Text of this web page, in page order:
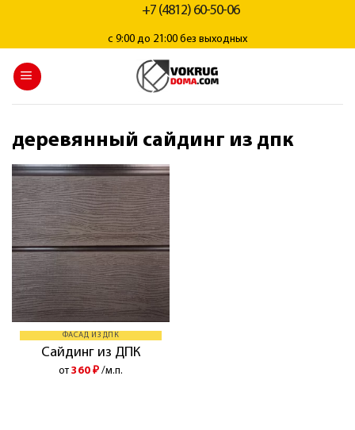
+7 (4812) 60-50-06
с 9:00 до 21:00 без выходных
деревянный сайдинг из дпк
ФАСАД ИЗ ДПК
Сайдинг из ДПК
от 360 ₽ /м.п.